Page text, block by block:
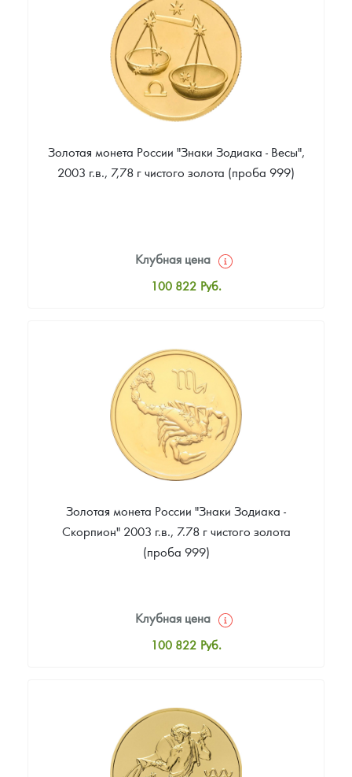
88 907 Руб.
Золотая монета России "Знаки Зодиака - Весы",
2003 г.в., 7,78 г чистого золота (проба 999)
Клубная цена
100 822 Руб.
Цена выкупа
88 907 Руб.
Золотая монета России "Знаки Зодиака -
Скорпион" 2003 г.в., 7.78 г чистого золота
(проба 999)
Клубная цена
100 822 Руб.
Цена выкупа
88 907 Руб.